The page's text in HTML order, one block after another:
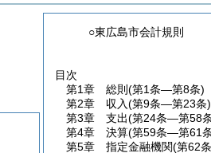
○東広島市会計規則
目次
第1章
総則 (第1条―第8条)
第2章
収入(第9条―第23条)
第3章
支出(第24条―第58
第4章
決算(第59条―第61
第5章
指定金融機関(第62